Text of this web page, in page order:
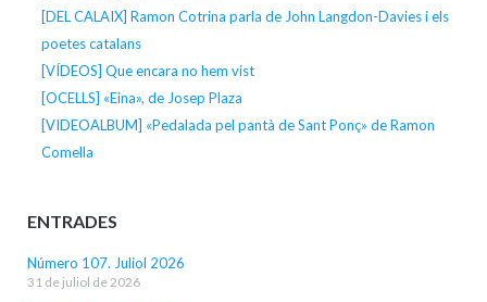
[DEL CALAIX] Ramon Cotrina parla de John Langdon-Davies i els
poetes catalans
[VÍDEOS] Que encara no hem vist
[OCELLS] «Eina», de Josep Plaza
[VIDEOALBUM] «Pedalada pel pantà de Sant Ponç» de Ramon
Comella
ENTRADES
Número 107. Juliol 2026
31 de juliol de 2026